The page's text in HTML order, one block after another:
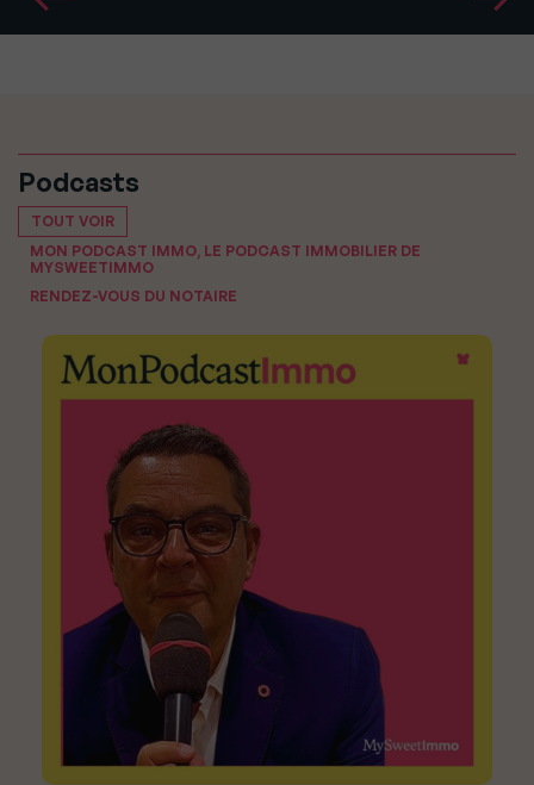
Podcasts
TOUT VOIR
MON PODCAST IMMO, LE PODCAST IMMOBILIER DE
MYSWEETIMMO
RENDEZ-VOUS DU NOTAIRE